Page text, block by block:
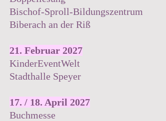
Bischof-Sproll-Bildungszentrum
Biberach an der Riß
21. Februar 2027
KinderEventWelt
Stadthalle Speyer
17. / 18. April 2027
Buchmesse